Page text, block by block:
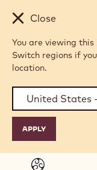
Skip to main
Close
You are viewing
Switch regions if
location.